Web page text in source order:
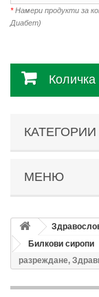
*Намери продукти за
Диабет)
Количка
КАТЕГОРИИ
МЕНЮ
Билкови сиропи
разреждане,